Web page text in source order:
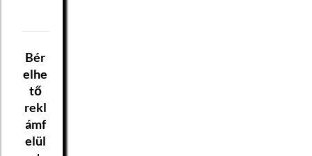
Bér
elhe
tő
rekl
ámf
elül